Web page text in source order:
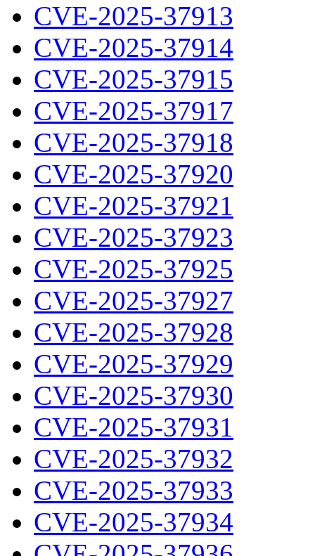
CVE-2025-37913
CVE-2025-37914
CVE-2025-37915
CVE-2025-37917
CVE-2025-37918
CVE-2025-37920
CVE-2025-37921
CVE-2025-37923
CVE-2025-37925
CVE-2025-37927
CVE-2025-37928
CVE-2025-37929
CVE-2025-37930
CVE-2025-37931
CVE-2025-37932
CVE-2025-37933
CVE-2025-37934